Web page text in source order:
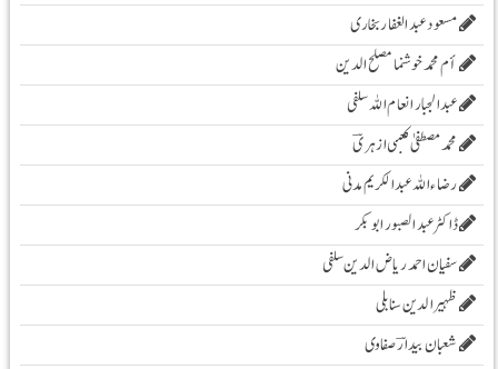
مسعود عبد الغفار بخاری
أم محمد خوشنما مصلح الدین
عبدالجبار انعام اللہ سلفی
محمد مصطفیٰ کعبی ازہریؔ
رضاء اللہ عبد الکریم مدنی
ڈاکٹر عبد الصبور ابو بکر
سفیان احمد ریاض الدین سلفی
ظہیرالدین سنابلی
شعبان بیدارؔ صفاوی